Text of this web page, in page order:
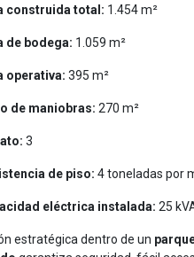
construida total: 1.454 m²
de bodega: 1.059 m²
operativa: 395 m²
de maniobras: 270 m²
3
de piso: 4 toneladas por
eléctrica instalada: 25
estratégica dentro de un